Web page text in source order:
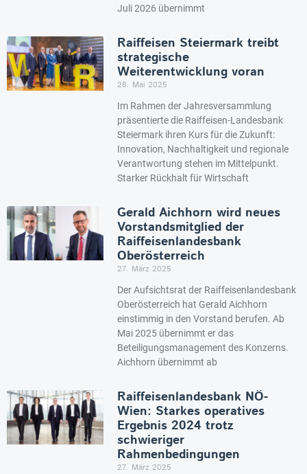
Juli 2026 übernimmt
Raiffeisen Steiermark treibt
strategische
Weiterentwicklung voran
28. Mai 2025
Im Rahmen der Jahresversammlung
präsentierte die Raiffeisen-Landesbank
Steiermark ihren Kurs für die Zukunft:
Innovation, Nachhaltigkeit und regionale
Verantwortung stehen im Mittelpunkt.
Starker Rückhalt für Wirtschaft
Gerald Aichhorn wird neues
Vorstandsmitglied der
Raiffeisenlandesbank
Oberösterreich
27. März 2025
Der Aufsichtsrat der Raiffeisenlandesbank
Oberösterreich hat Gerald Aichhorn
einstimmig in den Vorstand berufen. Ab
Mai 2025 übernimmt er das
Beteiligungsmanagement des Konzerns.
Aichhorn übernimmt ab
Raiffeisenlandesbank NÖ-
Wien: Starkes operatives
Ergebnis 2024 trotz
schwieriger
Rahmenbedingungen
27. März 2025